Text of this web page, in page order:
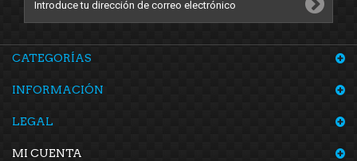
CATEGORÍAS
INFORMACIÓN
LEGAL
MI CUENTA